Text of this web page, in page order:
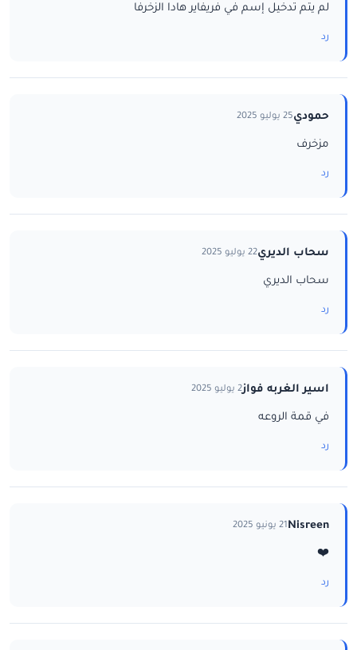
لم يتم تدخيل إسم في فريفاير هادا الزخرفا
رد
حمودي25 يوليو 2025
مزخرف
رد
سحاب الديري22 يوليو 2025
سحاب الديري
رد
اسير الغربه فواز2 يوليو 2025
في قمة الروعه
رد
Nisreen21 يونيو 2025
❤️
رد